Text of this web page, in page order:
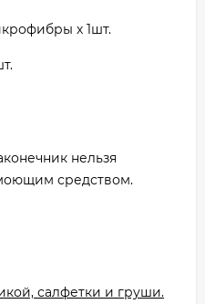
х 1шт.
нельзя
средством.
салфетки и груши.